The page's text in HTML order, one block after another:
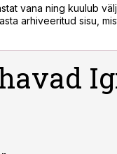
vana ning kuulub
arhiveeritud sisu,